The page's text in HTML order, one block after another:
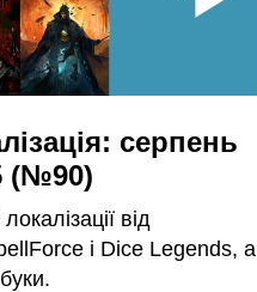
серпень
(№90)
від
і Dice Legends, а